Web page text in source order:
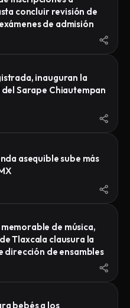
concluir revisión de
de admisión
inauguran la
Sarape Chiautempan
asequible sube más
de música,
Tlaxcala clausura la
dirección de ensambles
bebés a los